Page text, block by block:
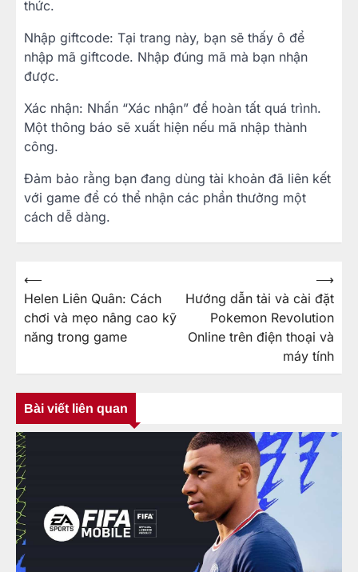
thức.
Nhập giftcode: Tại trang này, bạn sẽ thấy ô để
nhập mã giftcode. Nhập đúng mã mà bạn nhận
được.
Xác nhận: Nhấn “Xác nhận” để hoàn tất quá trình.
Một thông báo sẽ xuất hiện nếu mã nhập thành
công.
Đảm bảo rằng bạn đang dùng tài khoản đã liên kết
với game để có thể nhận các phần thưởng một
cách dễ dàng.
Điều
hướng
bài
⟵
Helen Liên Quân: Cách
chơi và mẹo nâng cao kỹ
năng trong game
Hướng dẫn tải và cài đặt
Pokemon Revolution
Online trên điện thoại và
máy tính
⟶
Bài viết liên quan